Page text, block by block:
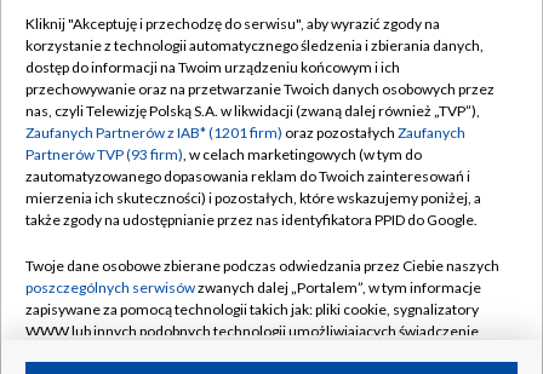
TVP
Abonament TVP
Emisja w TVP
Centrum informacji TVP
Naziemna Telewizja Cyfrowa
Rada Programowa
System NOS
Informacje o nadawcy
Regulamin TVP
Polityka prywatności
Moje zgody
Pomoc
Kontakt
Kanały
Kliknij "Akceptuję i przechodzę do serwisu", aby wyrazić zgody na
korzystanie z technologii automatycznego śledzenia i zbierania danych,
dostęp do informacji na Twoim urządzeniu końcowym i ich
przechowywanie oraz na przetwarzanie Twoich danych osobowych przez
nas, czyli Telewizję Polską S.A. w likwidacji (zwaną dalej również „TVP”),
Zaufanych Partnerów z IAB* (1201 firm) oraz pozostałych Zaufanych
Partnerów TVP (93 firm), w celach marketingowych (w tym do
zautomatyzowanego dopasowania reklam do Twoich zainteresowań i
mierzenia ich skuteczności) i pozostałych, które wskazujemy poniżej, a
także zgody na udostępnianie przez nas identyfikatora PPID do Google.
Twoje dane osobowe zbierane podczas odwiedzania przez Ciebie naszych
poszczególnych serwisówzwanych dalej „Portalem”, w tym informacje
zapisywane za pomocą technologii takich jak: pliki cookie, sygnalizatory
WWW lub innych podobnych technologii umożliwiających świadczenie